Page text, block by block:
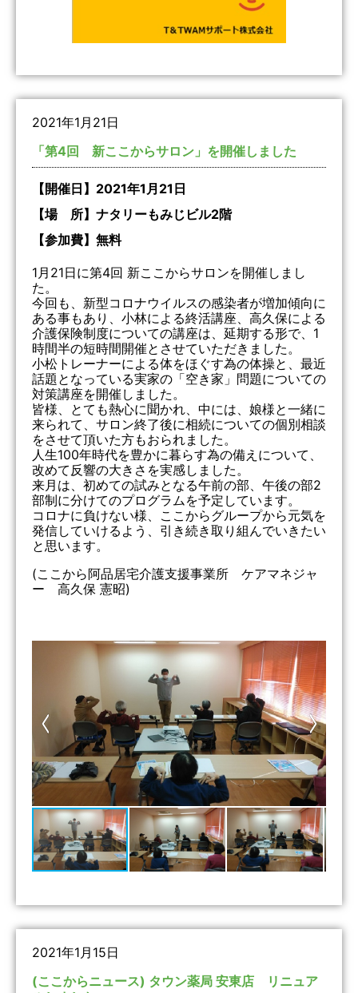
2021年1月21日
「第4回 新ここからサロン」を開催しました
【開催日】2021年1月21日
【場 所】ナタリーもみじビル2階
【参加費】無料
1月21日に第4回 新ここからサロンを開催しまし
た。
今回も、新型コロナウイルスの感染者が増加傾向に
ある事もあり、小林による終活講座、高久保による
介護保険制度についての講座は、延期する形で、1
時間半の短時間開催とさせていただきました。
小松トレーナーによる体をほぐす為の体操と、最近
話題となっている実家の「空き家」問題についての
対策講座を開催しました。
皆様、とても熱心に聞かれ、中には、娘様と一緒に
来られて、サロン終了後に相続についての個別相談
をさせて頂いた方もおられました。
人生100年時代を豊かに暮らす為の備えについて、
改めて反響の大きさを実感しました。
来月は、初めての試みとなる午前の部、午後の部2
部制に分けてのプログラムを予定しています。
コロナに負けない様、ここからグループから元気を
発信していけるよう、引き続き取り組んでいきたい
と思います。
(ここから阿品居宅介護支援事業所 ケアマネジャ
ー 高久保 憲昭)
2021年1月15日
(ここからニュース) タウン薬局 安東店 リニュア